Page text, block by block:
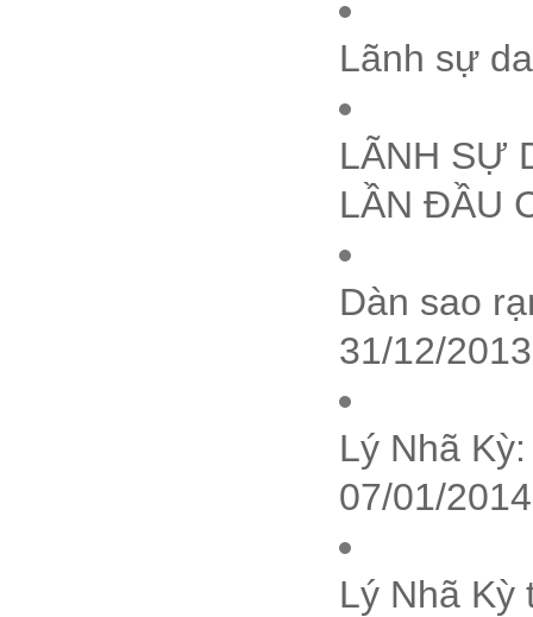
Lãnh sự
LÃNH SỰ
LẦN ĐẦU
Dàn sao
31/12/2013
Lý Nhã
07/01/2014
Lý Nhã Kỳ